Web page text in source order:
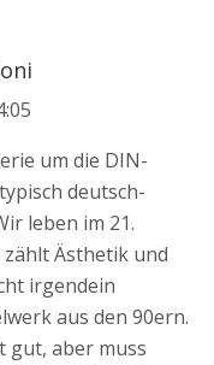
um die DIN-
deutsch-
leben im 21.
Ästhetik und
irgendein
aus den 90ern.
gut, aber muss